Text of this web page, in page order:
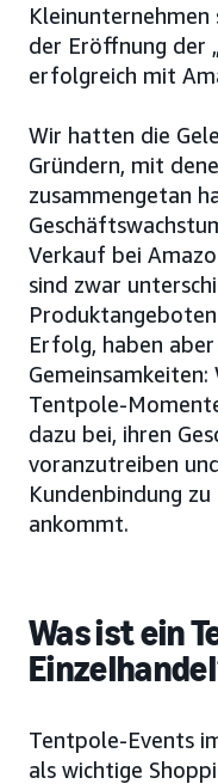
Kleinunternehmen
der Eröffnung der
erfolgreich mit
Wir hatten die
Gründern, mit
zusammengetan
Verkauf bei
sind zwar
Erfolg, haben
Tentpole-
dazu bei, ihren
voranzutreiben
Kundenbindung
ankommt.
Was ist ein
Tentpole-Events
als wichtige